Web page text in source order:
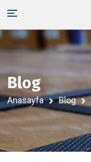
Blog
Anasayfa Blog